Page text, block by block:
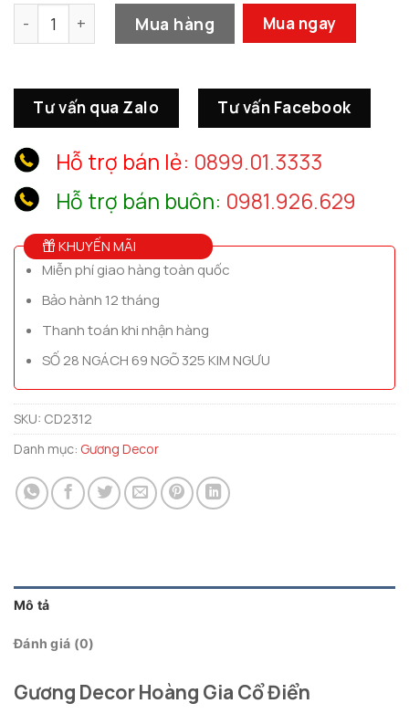
Gương Decor Hoàng Gia Cổ Điển số lượng
Mua hàng Mua ngay
Tư vấn qua Zalo Tư vấn Facebook
Hỗ trợ bán lẻ: 0899.01.3333
Hỗ trợ bán buôn: 0981.926.629
KHUYẾN MÃI
Miễn phí giao hàng toàn quốc
Bảo hành 12 tháng
Thanh toán khi nhận hàng
SỐ 28 NGÁCH 69 NGÕ 325 KIM NGƯU
SKU: CD2312
Danh mục: Gương Decor
Mô tả
Đánh giá (0)
Gương Decor Hoàng Gia Cổ Điển